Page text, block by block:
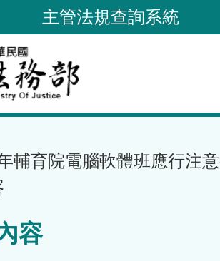
主管法規查詢系統
輔育院電腦軟體班應行注
容